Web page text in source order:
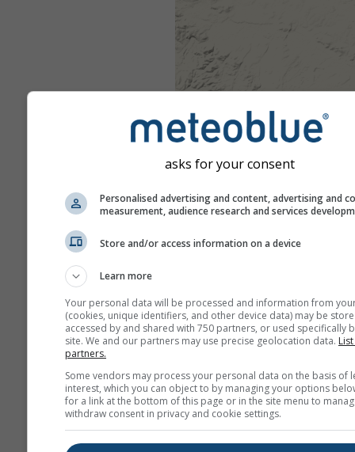
asks for your consent
Personalised advertising and content, advertising and
measurement, audience research and services
Store and/or access information on a device
Learn more
Your personal data will be processed and information from
(cookies, unique identifiers, and other device data) may be
accessed by and shared with 750 partners, or used specifically
site. We and our partners may use precise geolocation data.
partners.
Some vendors may process your personal data on the basis of
interest, which you can object to by managing your options
for a link at the bottom of this page or in the site menu to
withdraw consent in privacy and cookie settings.